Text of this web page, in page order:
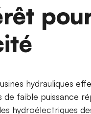
hydrauliques
faible puissance
hydroélectriques